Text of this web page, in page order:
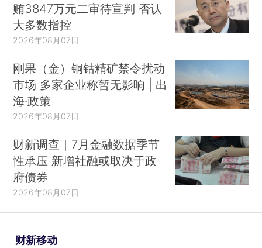
贿3847万元二审待宣判 否认
大多数指控
2026年08月07日
刚果（金）铜钴精矿禁令扰动
市场 多家企业称暂无影响 | 出
海·政策
2026年08月07日
财新调查｜7月金融数据季节
性承压 新增社融或取决于政
府债券
2026年08月07日
财新移动